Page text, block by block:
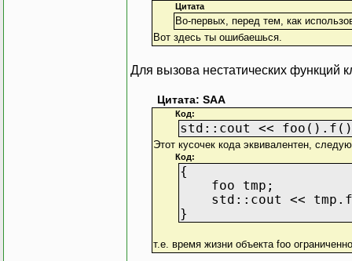
Цитата
Во-первых, перед тем, как
Вот здесь ты ошибаешься.
Для вызова нестатических функций
Цитата: SAA
Код:
std::cout <<
Этот кусочек кода эквивалентен,
Код:
{
foo tmp;
std::cout <<
}
т.е. время жизни объекта foo